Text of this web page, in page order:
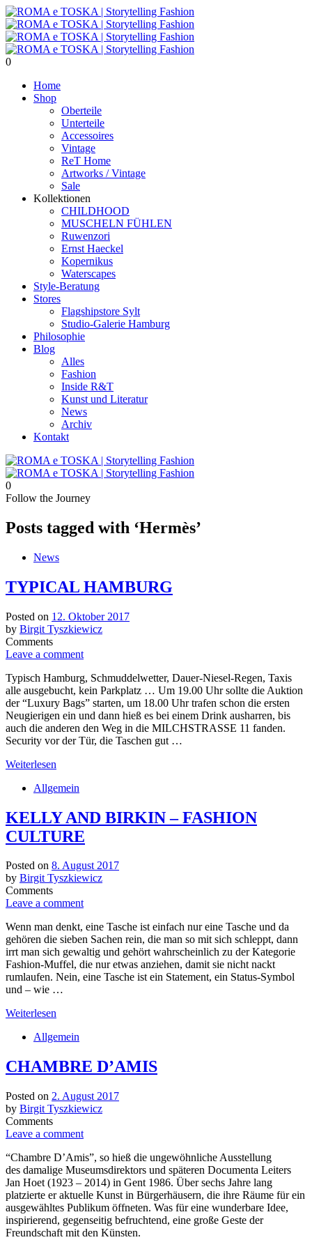
0
Home
Shop
Oberteile
Unterteile
Accessoires
Vintage
ReT Home
Artworks / Vintage
Sale
Kollektionen
CHILDHOOD
MUSCHELN FÜHLEN
Ruwenzori
Ernst Haeckel
Kopernikus
Waterscapes
Style-Beratung
Stores
Flagshipstore Sylt
Studio-Galerie Hamburg
Philosophie
Blog
Alles
Fashion
Inside R&T
Kunst und Literatur
News
Archiv
Kontakt
0
Follow the Journey
Posts tagged with ‘Hermès’
News
TYPICAL HAMBURG
Posted on 12. Oktober 2017
by Birgit Tyszkiewicz
Comments
Leave a comment
Typisch Hamburg, Schmuddelwetter, Dauer-Niesel-Regen, Taxis
alle ausgebucht, kein Parkplatz … Um 19.00 Uhr sollte die Auktion
der “Luxury Bags” starten, um 18.00 Uhr trafen schon die ersten
Neugierigen ein und dann hieß es bei einem Drink ausharren, bis
auch die anderen den Weg in die MILCHSTRASSE 11 fanden.
Security vor der Tür, die Taschen gut …
Weiterlesen
Allgemein
KELLY AND BIRKIN – FASHION
CULTURE
Posted on 8. August 2017
by Birgit Tyszkiewicz
Comments
Leave a comment
Wenn man denkt, eine Tasche ist einfach nur eine Tasche und da
gehören die sieben Sachen rein, die man so mit sich schleppt, dann
irrt man sich gewaltig und gehört wahrscheinlich zu der Kategorie
Fashion-Muffel, die nur etwas anziehen, damit sie nicht nackt
rumlaufen. Nein, eine Tasche ist ein Statement, ein Status-Symbol
und – wie …
Weiterlesen
Allgemein
CHAMBRE D’AMIS
Posted on 2. August 2017
by Birgit Tyszkiewicz
Comments
Leave a comment
“Chambre D’Amis”, so hieß die ungewöhnliche Ausstellung
des damalige Museumsdirektors und späteren Documenta Leiters
Jan Hoet (1923 – 2014) in Gent 1986. Über sechs Jahre lang
platzierte er aktuelle Kunst in Bürgerhäusern, die ihre Räume für ein
ausgewähltes Publikum öffneten. Was für eine wunderbare Idee,
inspirierend, gegenseitig befruchtend, eine große Geste der
Freundschaft mit den Künsten.